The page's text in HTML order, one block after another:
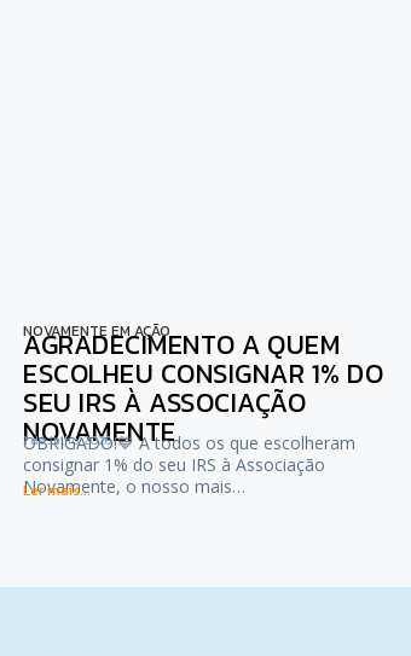
NOVAMENTE EM AÇÃO
AGRADECIMENTO A QUEM
ESCOLHEU CONSIGNAR 1% DO
SEU IRS À ASSOCIAÇÃO
NOVAMENTE
1 de Julho, 2026
OBRIGADO!💙 A todos os que escolheram
consignar 1% do seu IRS à Associação
Novamente, o nosso mais…
Ler mais...